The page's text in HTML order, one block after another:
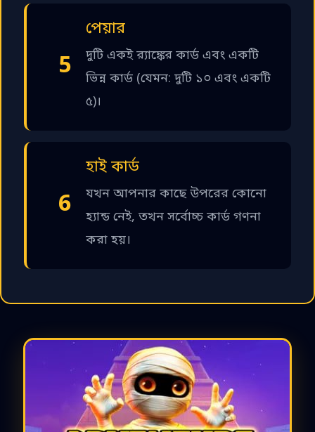
5
পেয়ার
দুটি একই র‍্যাঙ্কের কার্ড এবং একটি
ভিন্ন কার্ড (যেমন: দুটি ১০ এবং একটি
৫)।
6
হাই কার্ড
যখন আপনার কাছে উপরের কোনো
হ্যান্ড নেই, তখন সর্বোচ্চ কার্ড গণনা
করা হয়।